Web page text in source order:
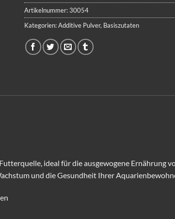
Artikelnummer:30054
Kategorien:Additive Pulver, Basiszutaten
ideal für die ausgewogene Ernährung
und die Gesundheit Ihrer